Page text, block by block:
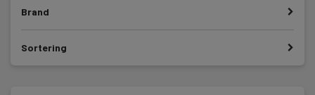
Brand
Sortering